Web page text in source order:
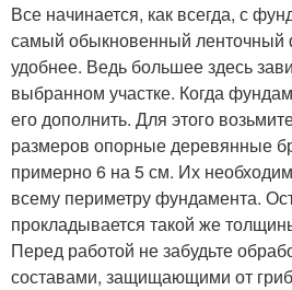
Все начинается, как всегда, с
самый обыкновенный
удобнее. Ведь большее здесь
выбранном участке. Когда
его дополнить. Для этого
размеров опорные деревянные
примерно 6 на 5 см. Их
всему периметру фундамента.
прокладывается такой же
Перед работой не забудьте
составами, защищающими от